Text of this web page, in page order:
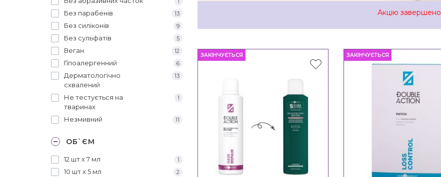
Без парабенів 13
Без силіконів 9
Без сульфатів 5
Веган 12
Гіпоалергенний 6
Дерматологічно
схвалений
13
Не тестується на
тваринах
1
Незмивний 11
ОБ`ЄМ
12 шт х 7 мл 1
10 шт х 5 мл 2
Акцію завершено
ЗАКІНЧУЄТЬСЯ ЗАКІНЧУЄТЬСЯ